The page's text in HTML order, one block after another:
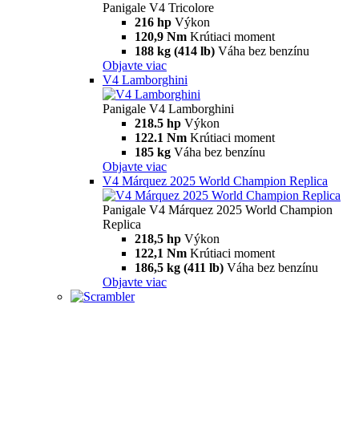
Panigale V4 Tricolore
216 hp Výkon
120,9 Nm Krútiaci moment
188 kg (414 lb) Váha bez benzínu
Objavte viac
V4 Lamborghini
Panigale V4 Lamborghini
218.5 hp Výkon
122.1 Nm Krútiaci moment
185 kg Váha bez benzínu
Objavte viac
V4 Márquez 2025 World Champion Replica
Panigale V4 Márquez 2025 World Champion
Replica
218,5 hp Výkon
122,1 Nm Krútiaci moment
186,5 kg (411 lb) Váha bez benzínu
Objavte viac